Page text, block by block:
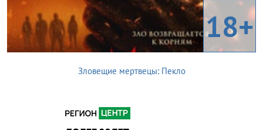
18+
Зловещие мертвецы: Пекло